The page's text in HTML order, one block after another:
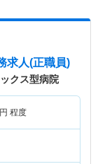
求人(正職員)
クス型病院
程度